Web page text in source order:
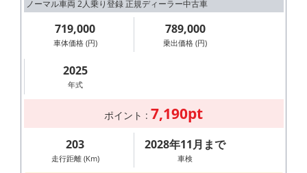
ノーマル車両 2人乗り登録 正規ディーラー中古車
719,000
車体価格 (円)
789,000
乗出価格 (円)
2025
年式
ポイント : 7,190pt
203
走行距離 (Km)
2028年11月まで
車検